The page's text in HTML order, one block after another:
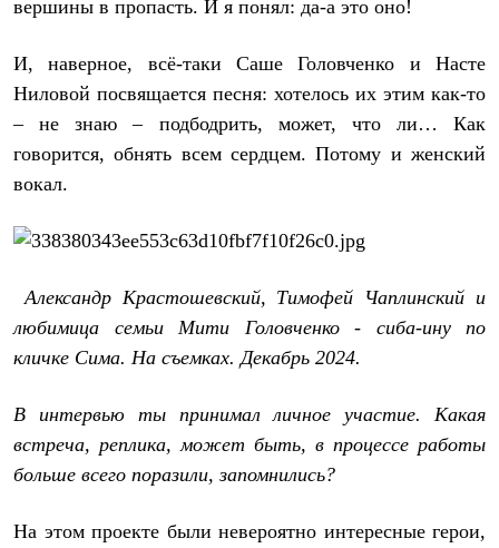
Сумки
Книги
Еда
Обувь
Женская обувь
Сапоги
Ботинки
Гамаши и бахилы
Гамаши
Тапочки и чуни
Чуни
Уход за обувью
Аксессуары
Головные уборы
Кепки и бейсболки
вершины в пропасть. И я понял: да-а это оно!
И, наверное, всё-таки Саше Головченко и Насте
Ниловой посвящается песня: хотелось их этим как-то
– не знаю – подбодрить, может, что ли… Как
говорится, обнять всем сердцем. Потому и женский
вокал.
Александр Крастошевский, Тимофей Чаплинский и
любимица семьи Мити Головченко - сиба-ину по
кличке Сима. На съемках. Декабрь 2024.
В интервью ты принимал личное участие. Какая
встреча, реплика, может быть, в процессе работы
больше всего поразили, запомнились?
На этом проекте были невероятно интересные герои,